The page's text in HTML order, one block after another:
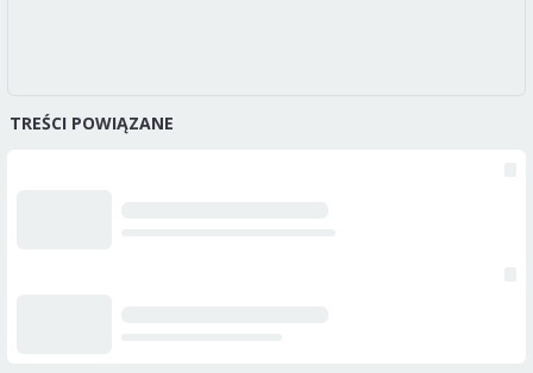
TREŚCI POWIĄZANE